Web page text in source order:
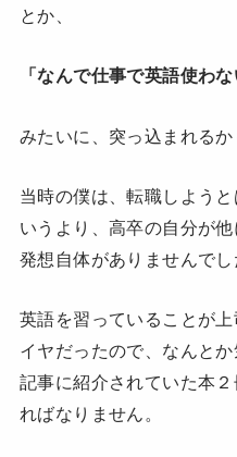
とか、
「なんで仕事で英語使わ
みたいに、突っ込まれるか
当時の僕は、転職しよう
いうより、高卒の自分が
発想自体がありませんでし
英語を習っていることが
イヤだったので、なんと
記事に紹介されていた本
ればなりません。